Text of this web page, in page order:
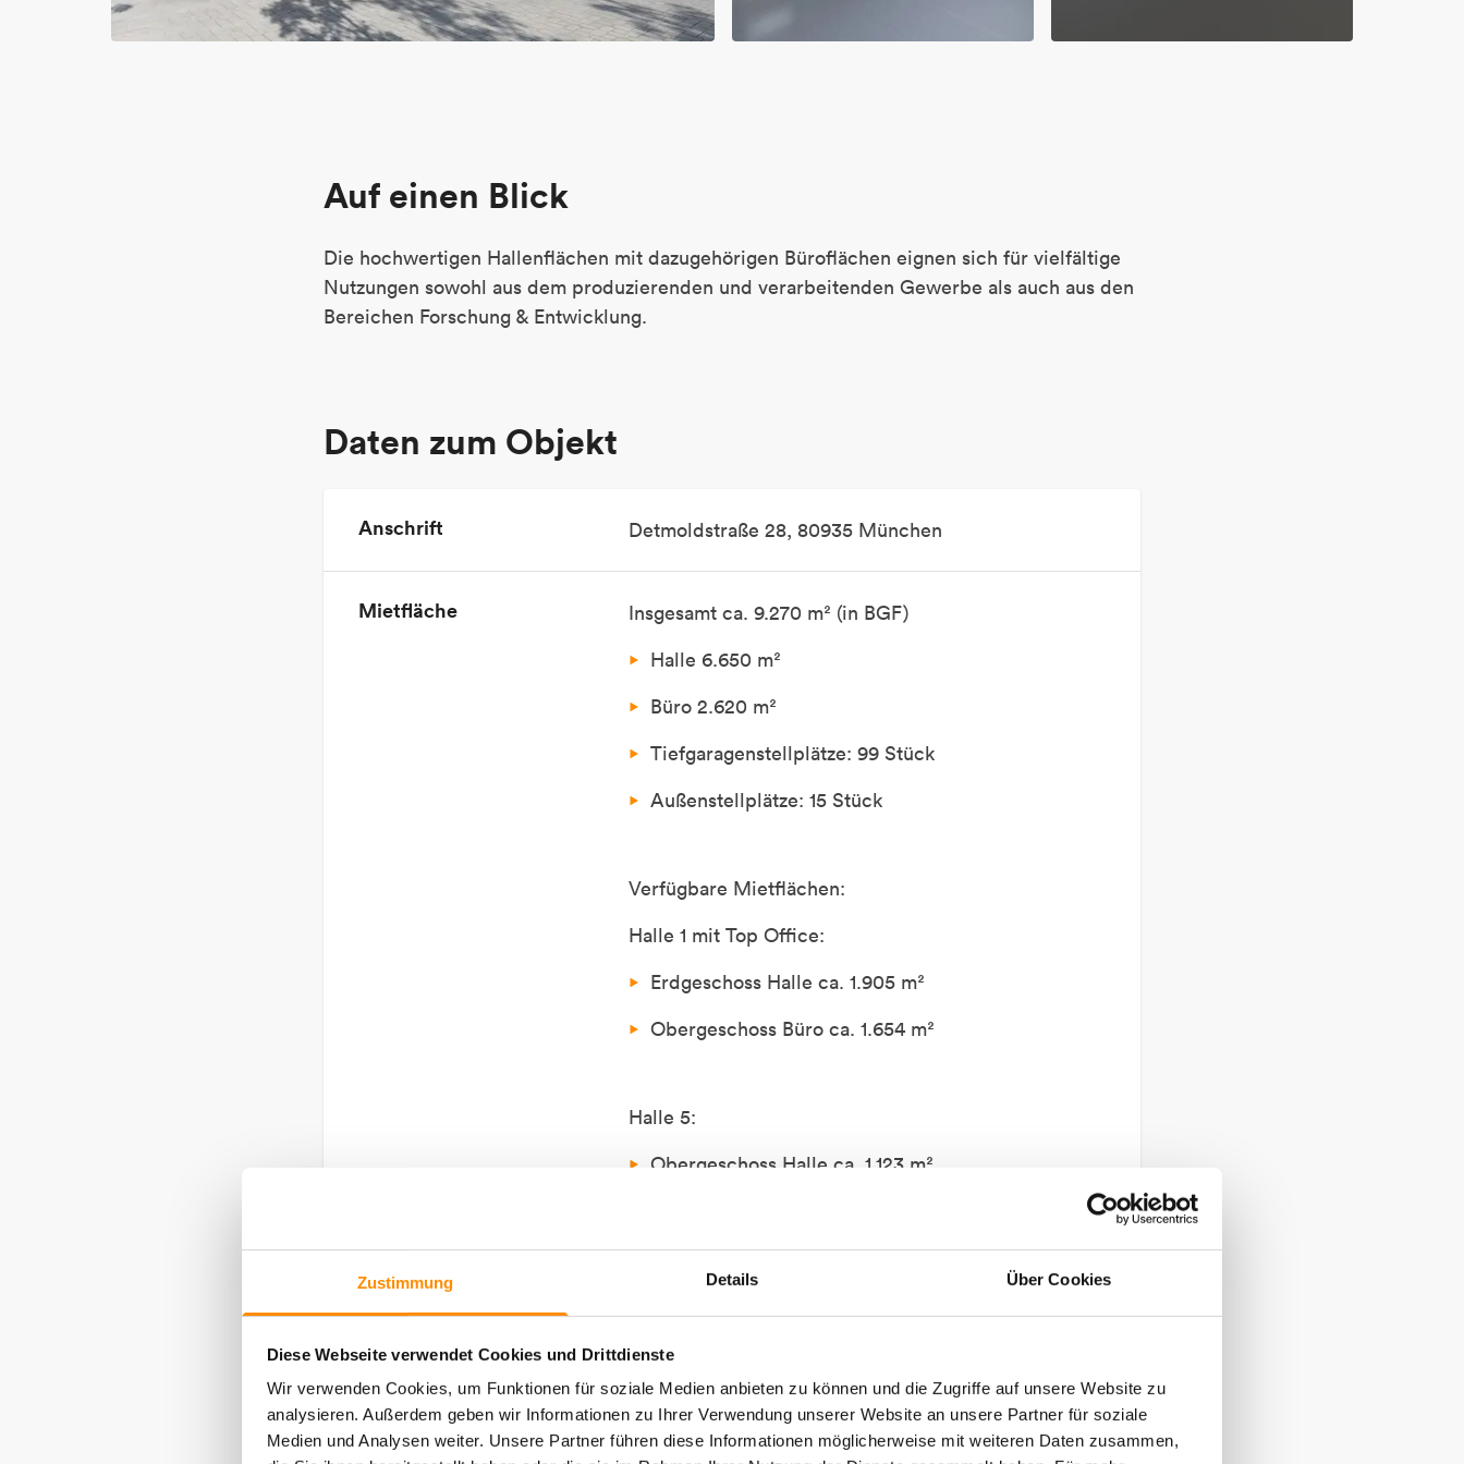
Zustimmung Details Über Cookies
Diese Webseite verwendet Cookies und Drittdienste
Wir verwenden Cookies, um Funktionen für soziale Medien anbieten zu können und die Zugriffe auf unsere Website zu
analysieren. Außerdem geben wir Informationen zu Ihrer Verwendung unserer Website an unsere Partner für soziale
Medien und Analysen weiter. Unsere Partner führen diese Informationen möglicherweise mit weiteren Daten zusammen,
Auf einen Blick
Die hochwertigen Hallenflächen mit dazugehörigen Büroflächen eignen sich für vielfältige
Nutzungen sowohl aus dem produzierenden und verarbeitenden Gewerbe als auch aus den
Bereichen Forschung & Entwicklung.
Daten zum Objekt
Anschrift Detmoldstraße 28, 80935 München
Mietfläche
Insgesamt ca. 9.270 m² (in BGF)
Halle 6.650 m²
Büro 2.620 m²
Tiefgaragenstellplätze: 99 Stück
Außenstellplätze: 15 Stück
Verfügbare Mietflächen:
Halle 1 mit Top Office:
Erdgeschoss Halle ca. 1.905 m²
Obergeschoss Büro ca. 1.654 m²
Halle 5:
Obergeschoss Halle ca. 1.123 m²
Nutzungen
Büro/Dienstleistung
Produktion
Industrie